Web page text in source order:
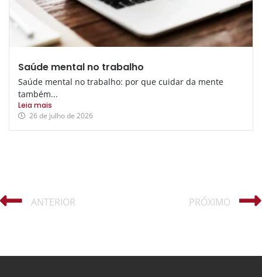
Saúde mental no trabalho
Saúde mental no trabalho: por que cuidar da mente
também...
Leia mais
26 de julho de 2026
ANTERIOR PRÓXIMO